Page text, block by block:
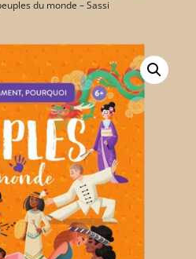
du monde – Sassi